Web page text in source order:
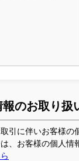
のお取り扱
引に伴いお客様の
、お客様の個人